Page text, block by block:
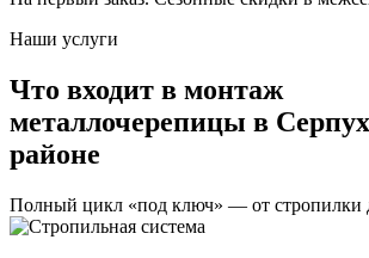
Наши услуги
Что входит в монтаж
металлочерепицы в
районе
Полный цикл «под ключ» — от стропилки